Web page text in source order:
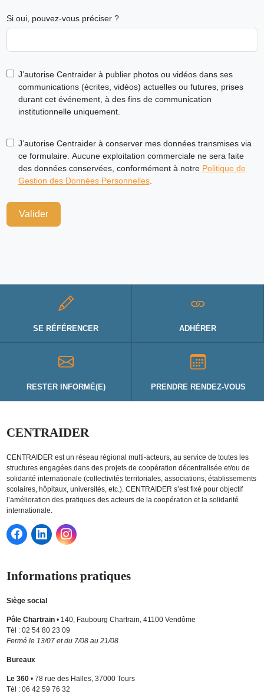
Si oui, pouvez-vous préciser ?
J’autorise Centraider à publier photos ou vidéos dans ses
communications (écrites, vidéos) actuelles ou futures, prises
durant cet événement, à des fins de communication
institutionnelle uniquement.
J’autorise Centraider à conserver mes données transmises via
ce formulaire. Aucune exploitation commerciale ne sera faite
des données conservées, conformément à notre Politique de
Gestion des Données Personnelles.
Valider
SE RÉFÉRENCER ADHÉRER
RESTER INFORMÉ(E) PRENDRE RENDEZ-VOUS
CENTRAIDER
CENTRAIDER est un réseau régional multi-acteurs, au service de toutes les
structures engagées dans des projets de coopération décentralisée et/ou de
solidarité internationale (collectivités territoriales, associations, établissements
scolaires, hôpitaux, universités, etc.). CENTRAIDER s’est fixé pour objectif
l’amélioration des pratiques des acteurs de la coopération et la solidarité
internationale.
Informations pratiques
Siège social
Pôle Chartrain• 140, Faubourg Chartrain, 41100 Vendôme
Tél : 02 54 80 23 09
Fermé le 13/07 et du 7/08 au 21/08
Bureaux
Le 360• 78 rue des Halles, 37000 Tours
Tél : 06 42 59 76 32